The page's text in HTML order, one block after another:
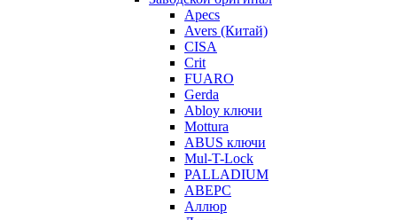
Apecs
Avers (Китай)
CISA
Crit
FUARO
Gerda
Abloy ключи
Mottura
ABUS ключи
Mul-T-Lock
PALLADIUM
АВЕРС
Аллюр